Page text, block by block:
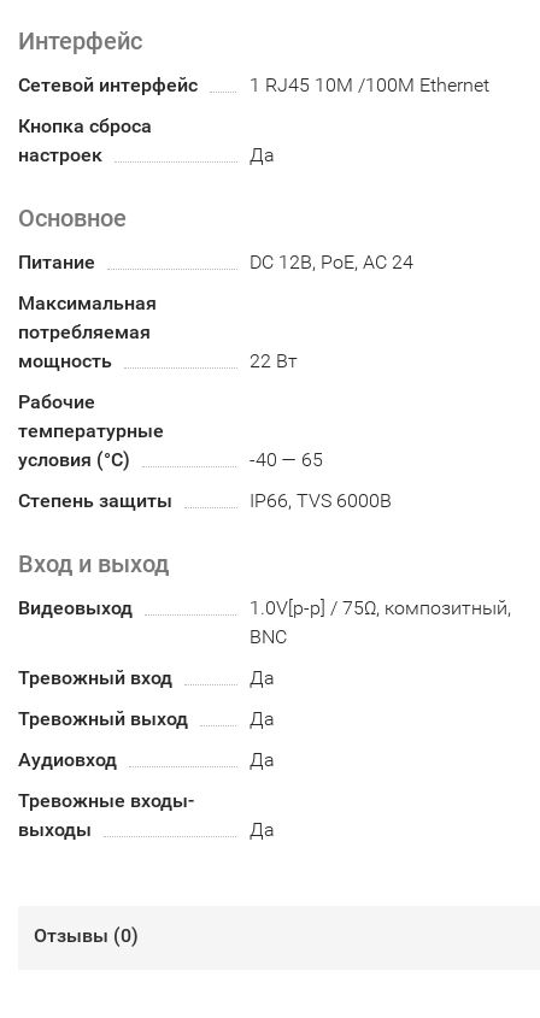
Интерфейс
Сетевой интерфейс
1 RJ45 10M /100M Ethernet
Кнопка сброса
настроек
Да
Основное
Питание
DC 12В, PoE, AC 24
Максимальная
потребляемая
мощность
22 Вт
Рабочие
температурные
условия (°С)
-40 — 65
Степень защиты
IP66, TVS 6000В
Вход и выход
Видеовыход
1.0V[p-p] / 75Ω, композитный,
BNC
Тревожный вход
Да
Тревожный выход
Да
Аудиовход
Да
Тревожные входы-
выходы
Да
Отзывы (0)